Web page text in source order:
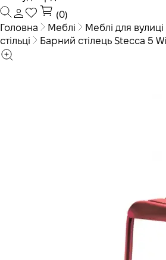
(0)
Головна
Меблі Меблі для вулиці
стільці
Барний стілець Stecca 5